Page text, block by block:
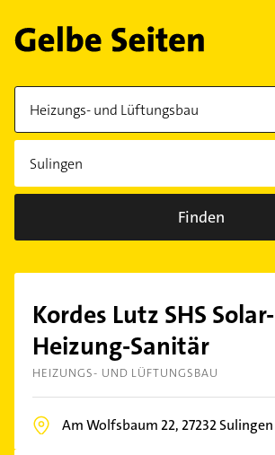
Finden
Kordes Lutz SHS Solar-
Heizung-Sanitär
HEIZUNGS- UND LÜFTUNGSBAU
Am Wolfsbaum 22, 27232Sulingen